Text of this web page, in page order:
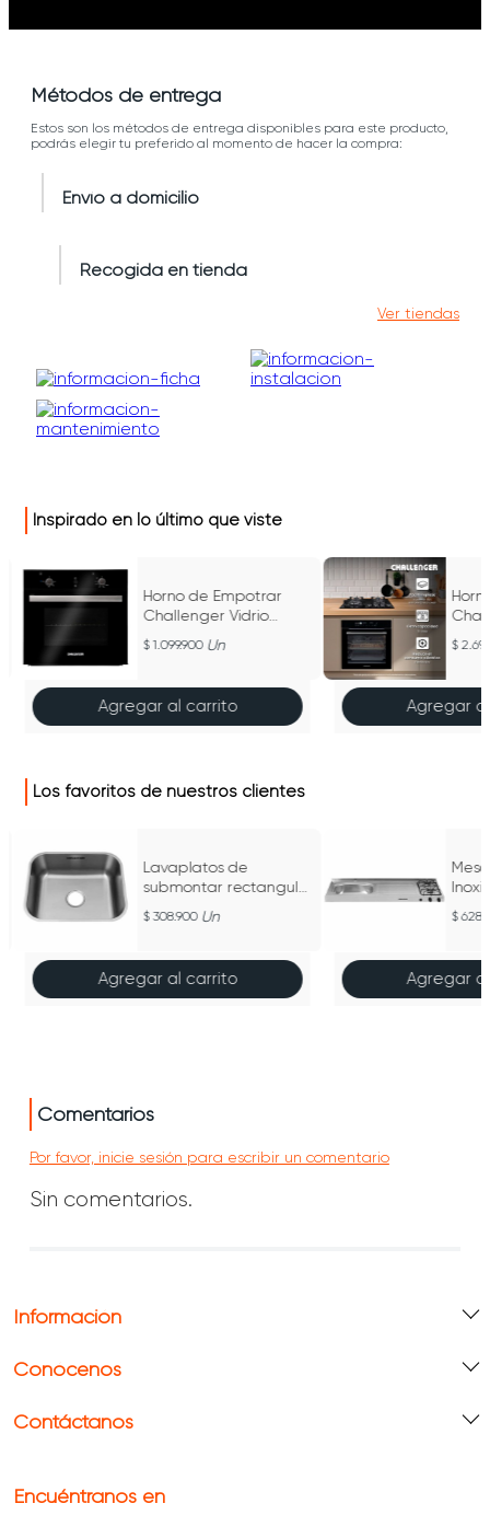
Métodos de entrega
Estos son los métodos de entrega disponibles para este producto,
podrás elegir tu preferido al momento de hacer la compra:
Envío a domicilio
Recogida en tienda
Ver tiendas
Inspirado en lo último que viste
Horno de Empotrar
Challenger Vidrio
negro Inoxidable - HG
2560
1.099.900 Un
Agregar al carrito
Fryer
9662
Agregar
Los favoritos de nuestros clientes
Lavaplatos de
submontar rectangular
alto
308.900 Un
Agregar al carrito
MI
Agregar
Comentarios
Por favor, inicie sesión para escribir un comentario
Sin comentarios.
Información
Conócenos
Contáctanos
Encuéntranos en